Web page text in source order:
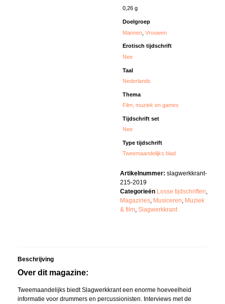
0,26 g
Doelgroep
Mannen ,Vrouwen
Erotisch tijdschrift
Nee
Taal
Nederlands
Thema
Film, muziek en games
Tijdschrift set
Nee
Type tijdschrift
Tweemaandelijks blad
Artikelnummer: slagwerkkrant-
215-2019
Categorieën Losse tijdschriften,
Magazines, Musiceren, Muziek
& film, Slagwerkkrant
Beschrijving
Over dit magazine:
Tweemaandelijks biedt Slagwerkkrant een enorme hoeveelheid
informatie voor drummers en percussionisten. Interviews met de